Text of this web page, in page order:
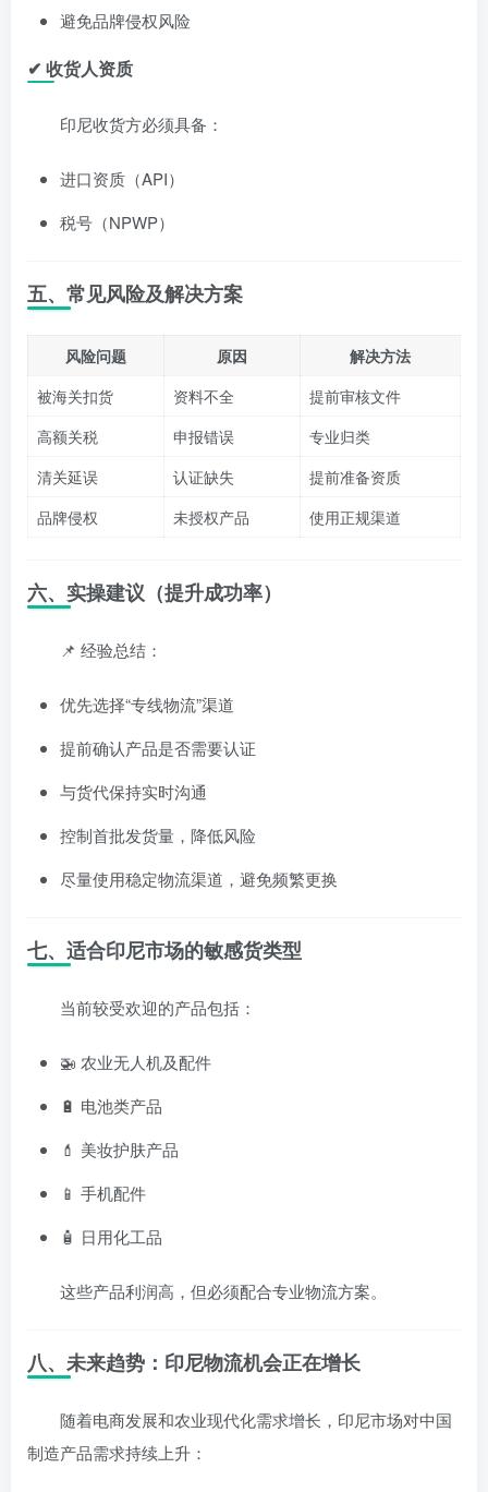
避免品牌侵权风险
✔ 收货人资质
印尼收货方必须具备：
进口资质（API）
税号（NPWP）
五、常见风险及解决方案
风险问题 原因
解决方法
被海关扣货
资料不全
提前审核文件
高额关税
申报错误
专业归类
清关延误
认证缺失
提前准备资质
品牌侵权
未授权产品 使用正规渠道
六、实操建议（提升成功率）
📌 经验总结：
优先选择“专线物流”渠道
提前确认产品是否需要认证
与货代保持实时沟通
控制首批发货量，降低风险
尽量使用稳定物流渠道，避免频繁更换
七、适合印尼市场的敏感货类型
当前较受欢迎的产品包括：
🚁 农业无人机及配件
🔋 电池类产品
💄 美妆护肤产品
📱 手机配件
🧴 日用化工品
这些产品利润高，但必须配合专业物流方案。
八、未来趋势：印尼物流机会正在增长
随着电商发展和农业现代化需求增长，印尼市场对中国
制造产品需求持续上升：